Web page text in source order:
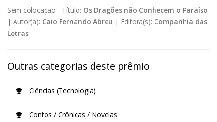
Sem colocação - Título: Os Dragões não Conhecem o Paraíso
| Autor(a): Caio Fernando Abreu | Editora(s): Companhia das
Letras
Outras categorias deste prêmio
Ciências (Tecnologia)
Contos / Crônicas / Novelas